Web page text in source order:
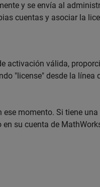
y se envía al
cuentas y asociar la
activación válida,
"license" desde la línea
momento. Si tiene
su cuenta de